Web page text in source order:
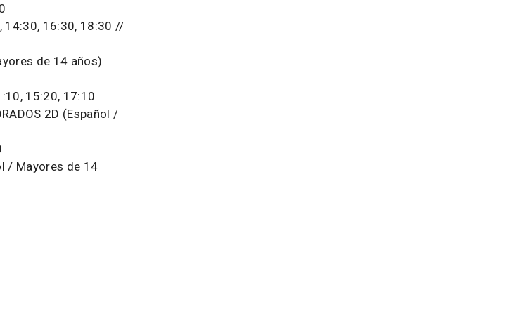
14:30, 16:30, 18:30 //
de 14 años)
15:20, 17:10
2D (Español /
/ Mayores de 14